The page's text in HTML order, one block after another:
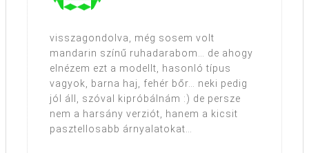
visszagondolva, még sosem volt
mandarin színű ruhadarabom… de ahogy
elnézem ezt a modellt, hasonló típus
vagyok, barna haj, fehér bőr… neki pedig
jól áll, szóval kipróbálnám :) de persze
nem a harsány verziót, hanem a kicsit
pasztellosabb árnyalatokat…